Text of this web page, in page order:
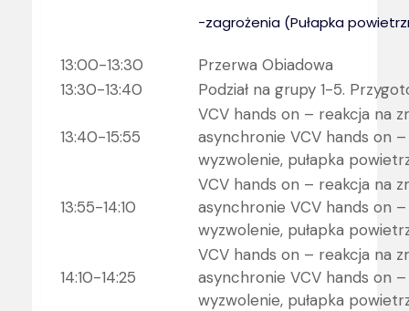
-zagrożenia (Pułapka
13:00-13:30
Przerwa Obiadowa
13:30-13:40
Podział na grupy 1-5.
13:40-15:55
VCV hands on – reakcja na
asynchronie VCV hands on
wyzwolenie, pułapka
13:55-14:10
VCV hands on – reakcja na
asynchronie VCV hands on
wyzwolenie, pułapka
14:10-14:25
VCV hands on – reakcja na
asynchronie VCV hands on
wyzwolenie, pułapka